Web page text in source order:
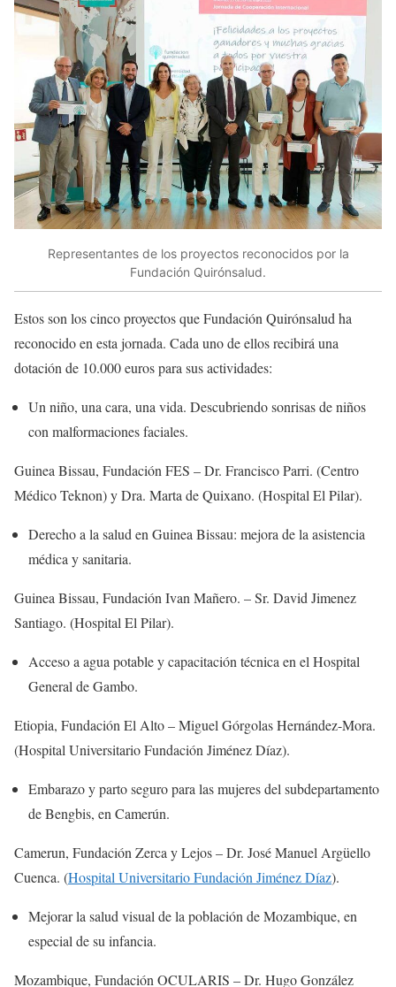
Representantes de los proyectos reconocidos por la
Fundación Quirónsalud.
Estos son los cinco proyectos que Fundación Quirónsalud ha
reconocido en esta jornada. Cada uno de ellos recibirá una
dotación de 10.000 euros para sus actividades:
Un niño, una cara, una vida. Descubriendo sonrisas de niños
con malformaciones faciales.
Guinea Bissau, Fundación FES – Dr. Francisco Parri. (Centro
Médico Teknon) y Dra. Marta de Quixano. (Hospital El Pilar).
Derecho a la salud en Guinea Bissau: mejora de la asistencia
médica y sanitaria.
Guinea Bissau, Fundación Ivan Mañero. – Sr. David Jimenez
Santiago. (Hospital El Pilar).
Acceso a agua potable y capacitación técnica en el Hospital
General de Gambo.
Etiopia, Fundación El Alto – Miguel Górgolas Hernández-Mora.
(Hospital Universitario Fundación Jiménez Díaz).
Embarazo y parto seguro para las mujeres del subdepartamento
de Bengbis, en Camerún.
Camerun, Fundación Zerca y Lejos – Dr. José Manuel Argüello
Cuenca. (Hospital Universitario Fundación Jiménez Díaz).
Mejorar la salud visual de la población de Mozambique, en
especial de su infancia.
Mozambique, Fundación OCULARIS – Dr. Hugo González